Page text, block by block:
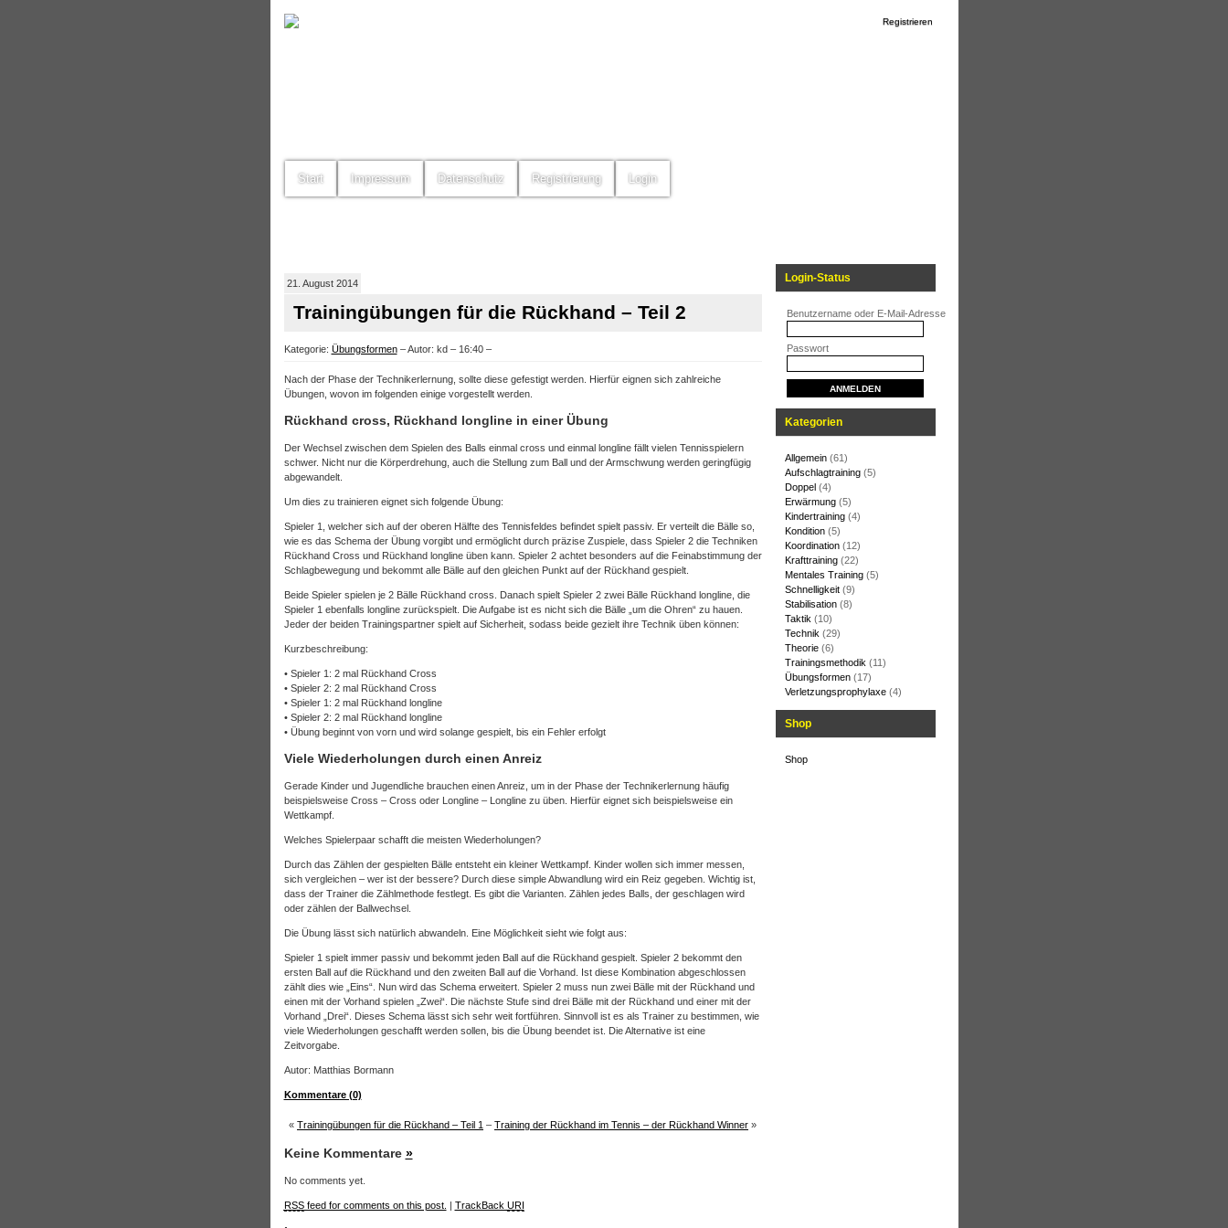
Registrieren
Start Impressum Datenschutz Registrierung Login
Login-Status
Benutzername oder E-Mail-Adresse
Passwort
Kategorien
Allgemein(61)
Aufschlagtraining(5)
Doppel(4)
Erwärmung(5)
Kindertraining(4)
Kondition(5)
Koordination(12)
Krafttraining(22)
Mentales Training(5)
Schnelligkeit(9)
Stabilisation(8)
Taktik (10)
Technik (29)
Theorie(6)
Trainingsmethodik (11)
Übungsformen(17)
Verletzungsprophylaxe(4)
Shop
Shop
21. August 2014
Trainingübungen für die Rückhand – Teil 2
Kategorie: Übungsformen– Autor: kd – 16:40 –
Nach der Phase der Technikerlernung, sollte diese gefestigt werden. Hierfür eignen sich zahlreiche
Übungen, wovon im folgenden einige vorgestellt werden.
Rückhand cross, Rückhand longline in einer Übung
Der Wechsel zwischen dem Spielen des Balls einmal cross und einmal longline fällt vielen Tennisspielern
schwer. Nicht nur die Körperdrehung, auch die Stellung zum Ball und der Armschwung werden geringfügig
abgewandelt.
Um dies zu trainieren eignet sich folgende Übung:
Spieler 1, welcher sich auf der oberen Hälfte des Tennisfeldes befindet spielt passiv. Er verteilt die Bälle so,
wie es das Schema der Übung vorgibt und ermöglicht durch präzise Zuspiele, dass Spieler 2 die Techniken
Rückhand Cross und Rückhand longline üben kann. Spieler 2 achtet besonders auf die Feinabstimmung der
Schlagbewegung und bekommt alle Bälle auf den gleichen Punkt auf der Rückhand gespielt.
Beide Spieler spielen je 2 Bälle Rückhand cross. Danach spielt Spieler 2 zwei Bälle Rückhand longline, die
Spieler 1 ebenfalls longline zurückspielt. Die Aufgabe ist es nicht sich die Bälle „um die Ohren“ zu hauen.
Jeder der beiden Trainingspartner spielt auf Sicherheit, sodass beide gezielt ihre Technik üben können:
Kurzbeschreibung:
• Spieler 1: 2 mal Rückhand Cross
• Spieler 2: 2 mal Rückhand Cross
• Spieler 1: 2 mal Rückhand longline
• Spieler 2: 2 mal Rückhand longline
• Übung beginnt von vorn und wird solange gespielt, bis ein Fehler erfolgt
Viele Wiederholungen durch einen Anreiz
Gerade Kinder und Jugendliche brauchen einen Anreiz, um in der Phase der Technikerlernung häufig
beispielsweise Cross – Cross oder Longline – Longline zu üben. Hierfür eignet sich beispielsweise ein
Wettkampf.
Welches Spielerpaar schafft die meisten Wiederholungen?
Durch das Zählen der gespielten Bälle entsteht ein kleiner Wettkampf. Kinder wollen sich immer messen,
sich vergleichen – wer ist der bessere? Durch diese simple Abwandlung wird ein Reiz gegeben. Wichtig ist,
dass der Trainer die Zählmethode festlegt. Es gibt die Varianten. Zählen jedes Balls, der geschlagen wird
oder zählen der Ballwechsel.
Die Übung lässt sich natürlich abwandeln. Eine Möglichkeit sieht wie folgt aus:
Spieler 1 spielt immer passiv und bekommt jeden Ball auf die Rückhand gespielt. Spieler 2 bekommt den
ersten Ball auf die Rückhand und den zweiten Ball auf die Vorhand. Ist diese Kombination abgeschlossen
zählt dies wie „Eins“. Nun wird das Schema erweitert. Spieler 2 muss nun zwei Bälle mit der Rückhand und
einen mit der Vorhand spielen „Zwei“. Die nächste Stufe sind drei Bälle mit der Rückhand und einer mit der
Vorhand „Drei“. Dieses Schema lässt sich sehr weit fortführen. Sinnvoll ist es als Trainer zu bestimmen, wie
viele Wiederholungen geschafft werden sollen, bis die Übung beendet ist. Die Alternative ist eine
Zeitvorgabe.
Autor: Matthias Bormann
Kommentare (0)
« Trainingübungen für die Rückhand – Teil 1 – Training der Rückhand im Tennis – der Rückhand Winner »
Keine Kommentare »
No comments yet.
RSSfeed for comments on this post. | TrackBack URI